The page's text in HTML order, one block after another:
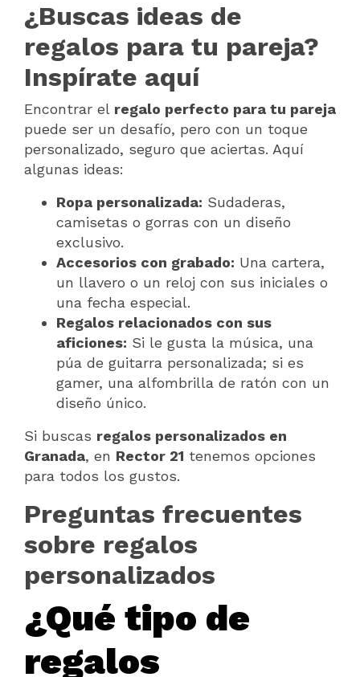
¿Buscas ideas de
regalos para tu pareja?
Inspírate aquí
Encontrar el regalo perfecto para tu pareja
puede ser un desafío, pero con un toque
personalizado, seguro que aciertas. Aquí
algunas ideas:
Ropa personalizada: Sudaderas,
camisetas o gorras con un diseño
exclusivo.
Accesorios con grabado: Una cartera,
un llavero o un reloj con sus iniciales o
una fecha especial.
Regalos relacionados con sus
aficiones: Si le gusta la música, una
púa de guitarra personalizada; si es
gamer, una alfombrilla de ratón con un
diseño único.
Si buscas regalos personalizados en
Granada, en Rector 21 tenemos opciones
para todos los gustos.
Preguntas frecuentes
sobre regalos
personalizados
¿Qué tipo de
regalos